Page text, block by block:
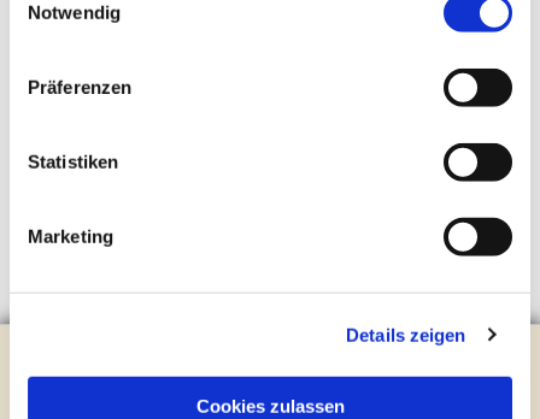
Notwendig
Präferenzen
Statistiken
Marketing
Details zeigen
Cookies zulassen
Brockhagener Straße 28 | 33803 Steinhagen